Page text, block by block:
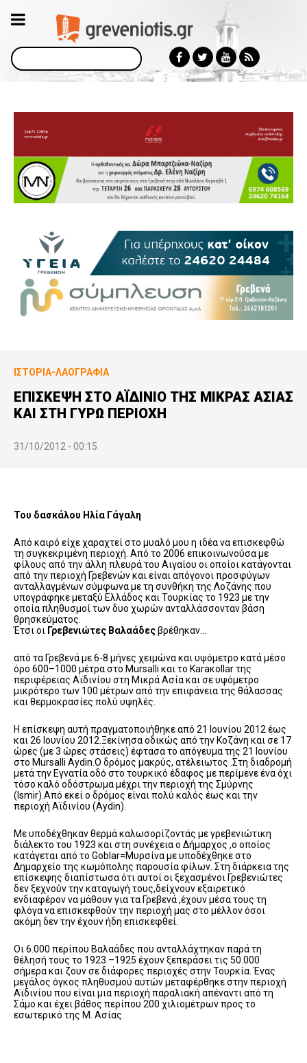
Αναζήτηση
ΙΣΤΟΡΊΑ-ΛΑΟΓΡΑΦΊΑ
ΕΠΙΣΚΕΨΗ ΣΤΟ ΑΪΔΙΝΙΟ ΤΗΣ ΜΙΚΡΑΣ ΑΣΙΑΣ
ΚΑΙ ΣΤΗ ΓΥΡΩ ΠΕΡΙΟΧΗ
31/10/2012 - 00:15
Του δασκάλου Ηλία Γάγαλη
Από καιρό είχε χαραχτεί στο μυαλό μου η ιδέα να επισκεφθώ
τη συγκεκριμένη περιοχή. Από το 2006 επικοινωνούσα με
φίλους από την άλλη πλευρά του Αιγαίου οι οποίοι κατάγονται
από την περιοχή Γρεβενών και είναι απόγονοι προσφύγων
ανταλλαγμένων σύμφωνα με τη συνθήκη της Λοζάνης που
υπογράφηκε μεταξύ Ελλάδος και Τουρκίας το 1923 με την
οποία πληθυσμοί των δυο χωρών ανταλλάσσονταν βάση
θρησκεύματος.
Έτσι οι Γρεβενιώτες Βαλαάδεςβρέθηκαν…
από τα Γρεβενά με 6-8 μήνες χειμώνα και υψόμετρο κατά μέσο
όρο 600–1000 μέτρα στο Mursalli και το Κaraκollar της
περιφέρειας Αϊδινίου στη Μικρά Ασία και σε υψόμετρο
μικρότερο των 100 μέτρων από την επιφάνεια της θάλασσας
και θερμοκρασίες πολύ υψηλές.
Η επίσκεψη αυτή πραγματοποιήθηκε από 21 Ιουνίου 2012 έως
και 26 Ιουνίου 2012.Ξεκίνησα οδικώς από την Κοζάνη και σε 17
ώρες (με 3 ώρες στάσεις) έφτασα το απόγευμα της 21 Ιουνίου
στο Μursalli Aydin.O δρόμος μακρύς, ατέλειωτος .Στη διαδρομή
μετά την Εγνατία οδό στο τουρκικό έδαφος με περίμενε ένα όχι
τόσο καλό οδόστρωμα μέχρι την περιοχή της Σμύρνης
(Ismir).Από εκεί ο δρόμος είναι πολύ καλός έως και την
περιοχή Αϊδινίου (Aydin).
Με υποδέχθηκαν θερμά καλωσορίζοντάς με γρεβενιώτικη
διάλεκτο του 1923 και στη συνέχεια ο Δήμαρχος ,ο οποίος
κατάγεται από το Goblar=Μυρσίνα με υποδέχθηκε στο
Δημαρχείο της κωμόπολης παρουσία φίλων. Στη διάρκεια της
επίσκεψης διαπίστωσα ότι αυτοί οι ξεχασμένοι Γρεβενιώτες
δεν ξεχνούν την καταγωγή τους,δείχνουν εξαιρετικό
ενδιαφέρον να μάθουν για τα Γρεβενά ,έχουν μέσα τους τη
φλόγα να επισκεφθούν την περιοχή μας στο μέλλον όσοι
ακόμη δεν την έχουν ήδη επισκεφθεί.
Οι 6.000 περίπου Βαλαάδες που ανταλλάχτηκαν παρά τη
θέλησή τους το 1923 –1925 έχουν ξεπεράσει τις 50.000
σήμερα και ζουν σε διάφορες περιοχές στην Τουρκία. Ένας
μεγάλος όγκος πληθυσμού αυτών μεταφέρθηκε στην περιοχή
Αϊδινίου που είναι μια περιοχή παραλιακή απέναντι από τη
Σάμο και έχει βάθος περίπου 200 χιλιομέτρων προς το
εσωτερικό της Μ. Ασίας.